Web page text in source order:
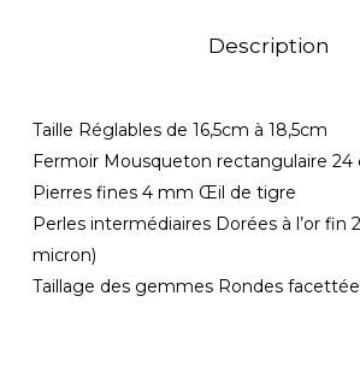
Description
Taille Réglables de 16,5cm à 18,5cm
Fermoir Mousqueton rectangulaire 24
Pierres fines 4 mm Œil de tigre
Perles intermédiaires Dorées à l’or fin
micron)
Taillage des gemmes Rondes